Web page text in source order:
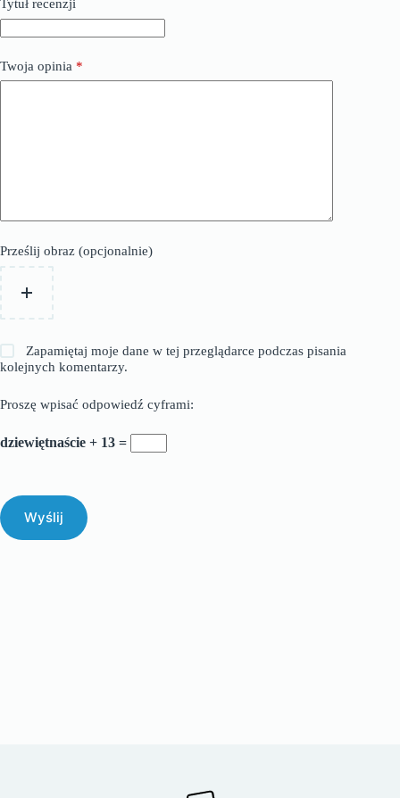
Tytuł recenzji
Twoja opinia *
Prześlij obraz (opcjonalnie)
Zapamiętaj moje dane w tej przeglądarce podczas pisania
kolejnych komentarzy.
Proszę wpisać odpowiedź cyframi:
dziewiętnaście + 13 =
Wyślij